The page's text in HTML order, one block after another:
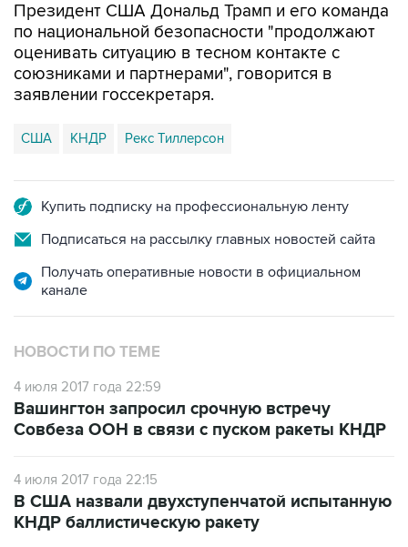
Президент США Дональд Трамп и его команда
по национальной безопасности "продолжают
оценивать ситуацию в тесном контакте с
союзниками и партнерами", говорится в
заявлении госсекретаря.
США КНДР Рекс Тиллерсон
Купить подписку на профессиональную ленту
Подписаться на рассылку главных новостей сайта
Получать оперативные новости в официальном
канале
НОВОСТИ ПО ТЕМЕ
4 июля 2017 года 22:59
Вашингтон запросил срочную встречу
Совбеза ООН в связи с пуском ракеты КНДР
4 июля 2017 года 22:15
В США назвали двухступенчатой испытанную
КНДР баллистическую ракету